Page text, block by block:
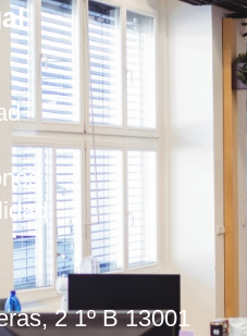
2 1º B 13001